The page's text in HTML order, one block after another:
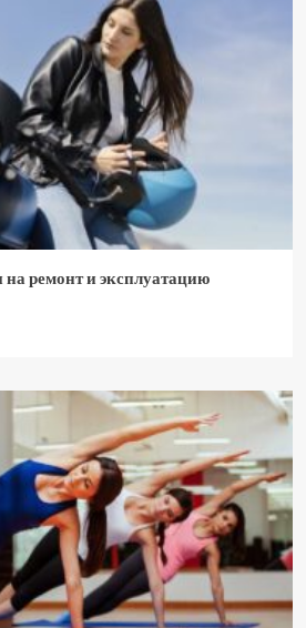
ремонт и эксплуатацию